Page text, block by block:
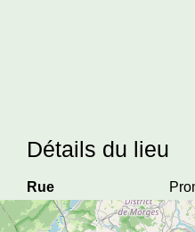
Détails du lieu
Rue
Ville